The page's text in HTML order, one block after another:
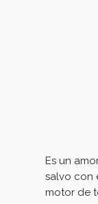
Es un
salvo con
motor de